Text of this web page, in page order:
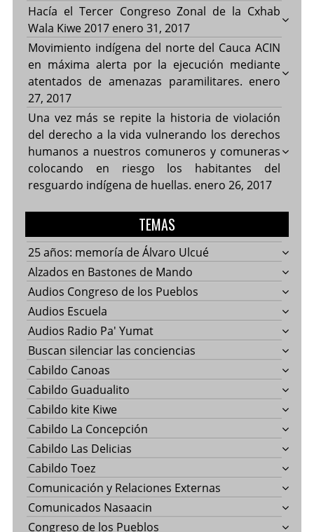
Hacía el Tercer Congreso Zonal de la Cxhab
Wala Kiwe 2017 enero 31, 2017
Movimiento indígena del norte del Cauca ACIN
en máxima alerta por la ejecución mediante
atentados de amenazas paramilitares. enero
27, 2017
Una vez más se repite la historia de violación
del derecho a la vida vulnerando los derechos
humanos a nuestros comuneros y comuneras
colocando en riesgo los habitantes del
resguardo indígena de huellas. enero 26, 2017
TEMAS
25 años: memoría de Álvaro Ulcué
Alzados en Bastones de Mando
Audios Congreso de los Pueblos
Audios Escuela
Audios Radio Pa' Yumat
Buscan silenciar las conciencias
Cabildo Canoas
Cabildo Guadualito
Cabildo kite Kiwe
Cabildo La Concepción
Cabildo Las Delicias
Cabildo Toez
Comunicación y Relaciones Externas
Comunicados Nasaacin
Congreso de los Pueblos